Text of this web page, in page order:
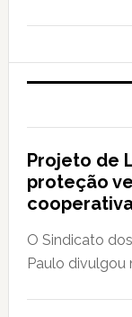
Projeto de
proteção
O Sindicato
Paulo divulgou